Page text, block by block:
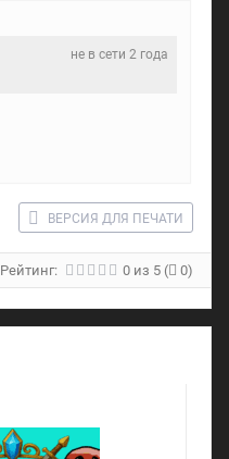
не в сети 2 года
ВЕРСИЯ ДЛЯ ПЕЧАТИ
Рейтинг: 0 из 5 ( 0)